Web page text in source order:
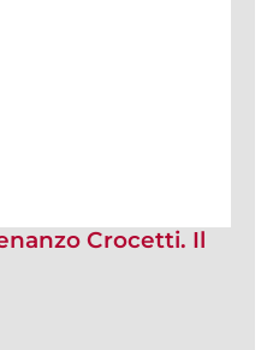
Crocetti. Il